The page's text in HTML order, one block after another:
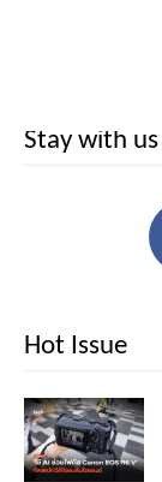
Stay with us
Hot Issue